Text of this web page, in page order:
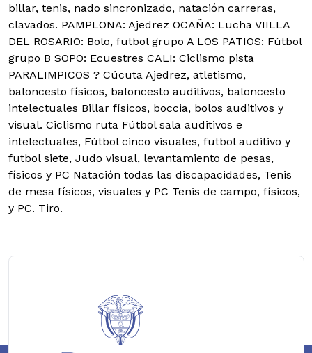
billar, tenis, nado sincronizado, natación carreras,
clavados. PAMPLONA: Ajedrez OCAÑA: Lucha VIILLA
DEL ROSARIO: Bolo, futbol grupo A LOS PATIOS: Fútbol
grupo B SOPO: Ecuestres CALI: Ciclismo pista
PARALIMPICOS ? Cúcuta Ajedrez, atletismo,
baloncesto físicos, baloncesto auditivos, baloncesto
intelectuales Billar físicos, boccia, bolos auditivos y
visual. Ciclismo ruta Fútbol sala auditivos e
intelectuales, Fútbol cinco visuales, futbol auditivo y
futbol siete, Judo visual, levantamiento de pesas,
físicos y PC Natación todas las discapacidades, Tenis
de mesa físicos, visuales y PC Tenis de campo, físicos,
y PC. Tiro.